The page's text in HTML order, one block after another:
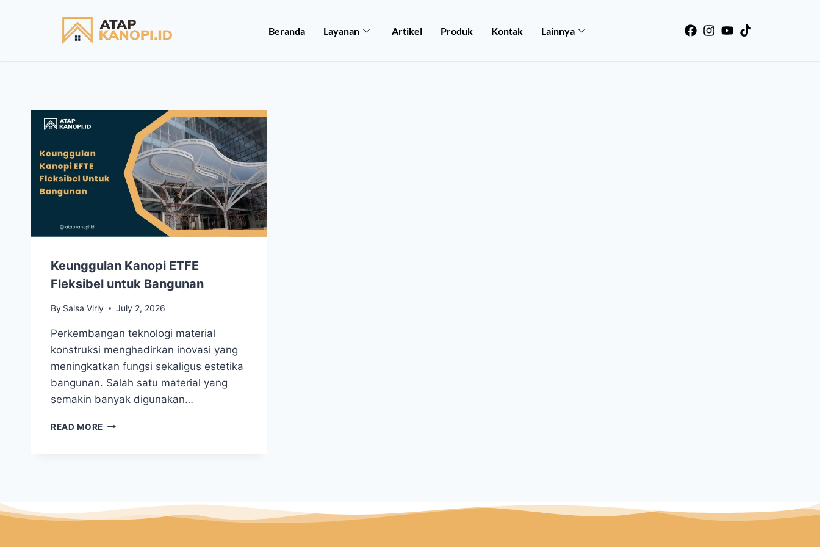
Beranda Layanan Artikel Produk Kontak Lainnya
Keunggulan Kanopi ETFE
Fleksibel untuk Bangunan
By Salsa Virly July 2, 2026
Perkembangan teknologi material
konstruksi menghadirkan inovasi yang
meningkatkan fungsi sekaligus estetika
bangunan. Salah satu material yang
semakin banyak digunakan…
READ MORE